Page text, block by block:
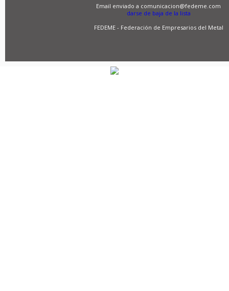
Email enviado a comunicacion@fedeme.com
darse de baja de la lista
FEDEME - Federación de Empresarios del Metal